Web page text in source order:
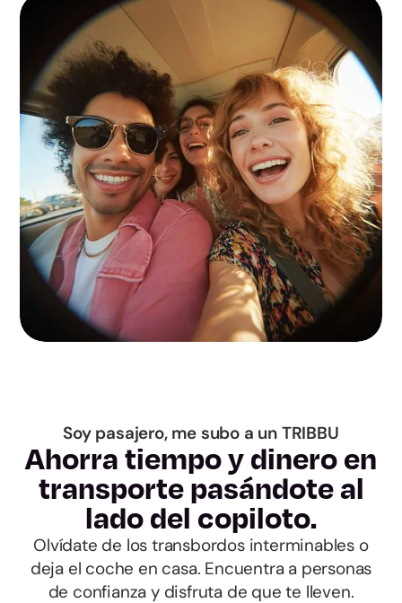
Zamora
Albacete
Ciudad Real
Cuenca
Guadalajara
Toledo
Barcelona
Lleida
Tarragona
Alicante
Castellón
Soy pasajero, me subo a un TRIBBU
Ahorra tiempo y dinero en
transporte pasándote al
lado del copiloto.
Olvídate de los transbordos interminables o
deja el coche en casa. Encuentra a personas
de confianza y disfruta de que te lleven.